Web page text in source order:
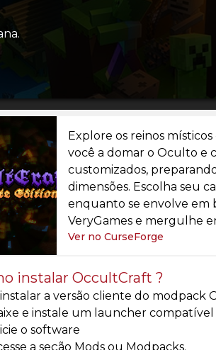
Explore os reinos
você a domar o Oculto e
customizados,
dimensões. Escolha seu
enquanto se envolve em
VeryGames e mergulhe
Ver no CurseForge
instalar OccultCraft ?
a versão cliente do modpack
e instale um launcher
o software
a seção Mods ou Modpacks.